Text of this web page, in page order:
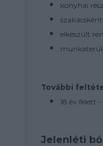
konyhai
elkészült
További
18 év felett
Jelenléti